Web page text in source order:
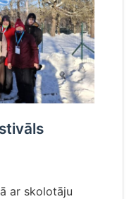
ar skolotāju